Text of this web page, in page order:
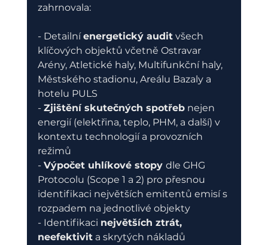
zahrnovala:
- Detailní energetický audit všech
klíčových objektů včetně Ostravar
Arény, Atletické haly, Multifunkční haly,
Městského stadionu, Areálu Bazaly a
hotelu PULS
- Zjištění skutečných spotřeb nejen
energií (elektřina, teplo, PHM, a další) v
kontextu technologií a provozních
režimů
- Výpočet uhlíkové stopy dle GHG
Protocolu (Scope 1 a 2) pro přesnou
identifikaci největších emitentů emisí s
rozpadem na jednotlivé objekty
- Identifikaci největších ztrát,
neefektivit a skrytých nákladů